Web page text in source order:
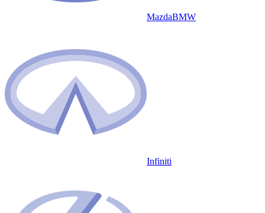
MazdaBMW
Infiniti